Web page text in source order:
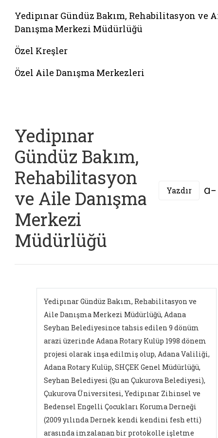
Yedipınar Gündüz Bakım, Rehabilitasyon ve
Danışma Merkezi Müdürlüğü
Özel Kreşler
Özel Aile Danışma Merkezleri
Yedipınar
Gündüz Bakım,
Rehabilitasyon
ve Aile Danışma
Merkezi
Müdürlüğü
Yazdır
Yedipınar Gündüz Bakım, Rehabilitasyon ve
Aile Danışma Merkezi Müdürlüğü, Adana
Seyhan Belediyesince tahsis edilen 9 dönüm
arazi üzerinde Adana Rotary Kulüp 1998 dönem
projesi olarak inşa edilmiş olup, Adana Valiliği,
Adana Rotary Kulüp, SHÇEK Genel Müdürlüğü,
Seyhan Belediyesi (Şu an Çukurova Belediyesi),
Çukurova Üniversitesi, Yedipınar Zihinsel ve
Bedensel Engelli Çocukları Koruma Derneği
(2009 yılında Dernek kendi kendini fesh etti)
arasında imzalanan bir protokolle işletme